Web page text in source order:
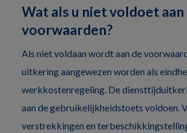
Wat als u niet voldoet aan
voorwaarden?
Als niet voldaan wordt aan de
uitkering aangewezen worden als
werkkostenregeling. De
aan de gebruikelijkheidstoets voldoen.
verstrekkingen en